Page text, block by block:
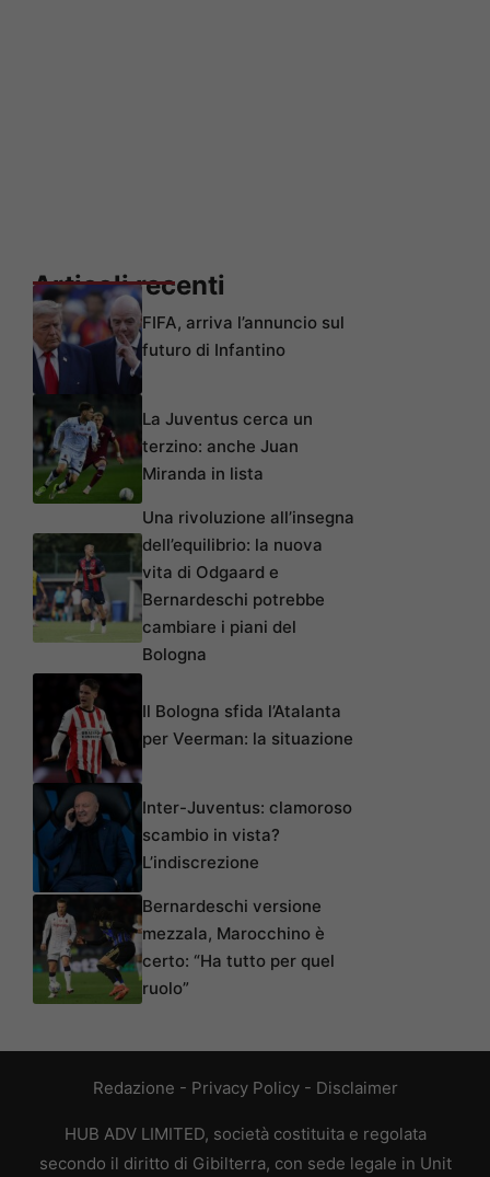
Articoli recenti
FIFA, arriva l’annuncio sul
futuro di Infantino
La Juventus cerca un
terzino: anche Juan
Miranda in lista
Una rivoluzione all’insegna
dell’equilibrio: la nuova
vita di Odgaard e
Bernardeschi potrebbe
cambiare i piani del
Bologna
Il Bologna sfida l’Atalanta
per Veerman: la situazione
Inter-Juventus: clamoroso
scambio in vista?
L’indiscrezione
Bernardeschi versione
mezzala, Marocchino è
certo: “Ha tutto per quel
ruolo”
Redazione - Privacy Policy- Disclaimer
HUB ADV LIMITED, società costituita e regolata
secondo il diritto di Gibilterra, con sede legale in Unit